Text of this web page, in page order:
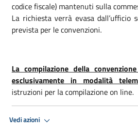
codice fiscale) mantenuti sulla
La richiesta verrà evasa dall’ufficio
prevista per le convenzioni.
La compilazione della
esclusivamente in modalità
istruzioni per la compilazione on line.
Vedi azioni